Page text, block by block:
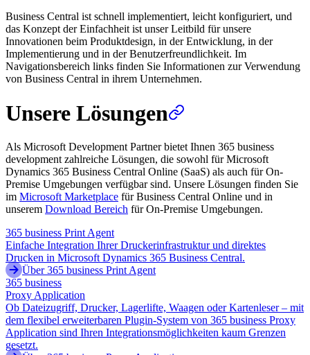
Business Central ist schnell implementiert, leicht konfiguriert, und
das Konzept der Einfachheit ist unser Leitbild für unsere
Innovationen beim Produktdesign, in der Entwicklung, in der
Implementierung und in der Benutzerfreundlichkeit. Im
Navigationsbereich links finden Sie Informationen zur Verwendung
von Business Central in ihrem Unternehmen.
Unsere Lösungen
Als Microsoft Development Partner bietet Ihnen 365 business
development zahlreiche Lösungen, die sowohl für Microsoft
Dynamics 365 Business Central Online (SaaS) als auch für On-
Premise Umgebungen verfügbar sind. Unsere Lösungen finden Sie
im Microsoft Marketplace für Business Central Online und in
unserem Download Bereich für On-Premise Umgebungen.
365 business Print Agent
Einfache Integration Ihrer Druckerinfrastruktur und direktes
Drucken in Microsoft Dynamics 365 Business Central.
Über 365 business Print Agent
365 business
Proxy Application
Ob Dateizugriff, Drucker, Lagerlifte, Waagen oder Kartenleser – mit
dem flexibel erweiterbaren Plugin-System von 365 business Proxy
Application sind Ihren Integrationsmöglichkeiten kaum Grenzen
gesetzt.